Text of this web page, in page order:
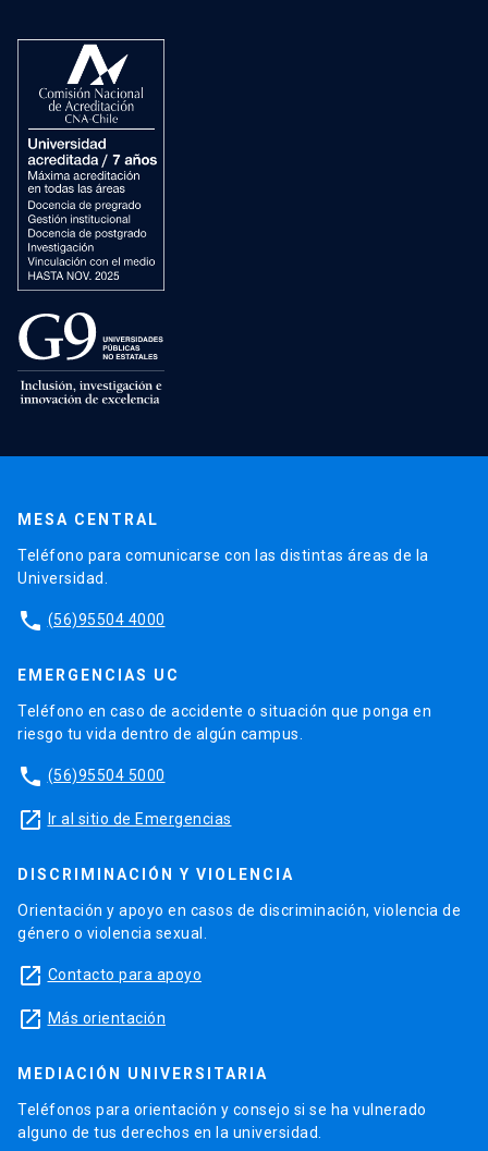
MESA CENTRAL
Teléfono para comunicarse con las distintas áreas de la
Universidad.
phone (56)95504 4000
EMERGENCIAS UC
Teléfono en caso de accidente o situación que ponga en
riesgo tu vida dentro de algún campus.
phone (56)95504 5000
launch Ir al sitio de Emergencias
DISCRIMINACIÓN Y VIOLENCIA
Orientación y apoyo en casos de discriminación, violencia de
género o violencia sexual.
launch Contacto para apoyo
launch Más orientación
MEDIACIÓN UNIVERSITARIA
Teléfonos para orientación y consejo si se ha vulnerado
alguno de tus derechos en la universidad.